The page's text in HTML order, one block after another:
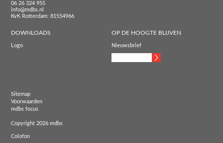
06 26 324 955
info@mdbs.nl
KvK Rotterdam: 81554966
DOWNLOADS
Logo
OP DE HOOGTE BLIJVEN
Nieuwsbrief
Sitemap
Voorwaarden
mdbs focus
Copyright 2026 mdbs
Colofon